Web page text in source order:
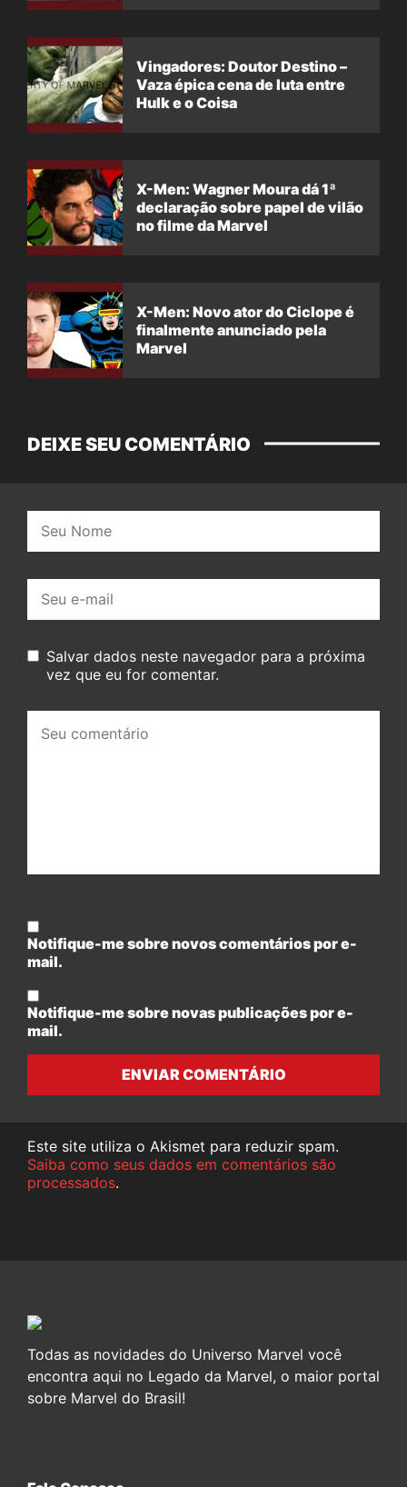
Vingadores: Doutor Destino –
Vaza épica cena de luta entre
Hulk e o Coisa
X-Men: Wagner Moura dá 1ª
declaração sobre papel de vilão
no filme da Marvel
X-Men: Novo ator do Ciclope é
finalmente anunciado pela
Marvel
DEIXE SEU COMENTÁRIO
mail:
Salvar dados neste navegador para a próxima
vez que eu for comentar.
comentário:
Notifique-me sobre novos comentários por e-
mail.
Notifique-me sobre novas publicações por e-
mail.
ENVIAR COMENTÁRIO
Este site utiliza o Akismet para reduzir spam.
Saiba como seus dados em comentários são
processados.
Todas as novidades do Universo Marvel você
encontra aqui no Legado da Marvel, o maior portal
sobre Marvel do Brasil!